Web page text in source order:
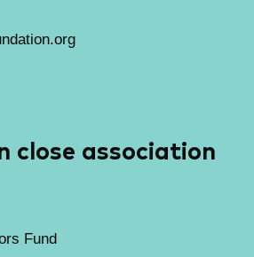
close association
Fund